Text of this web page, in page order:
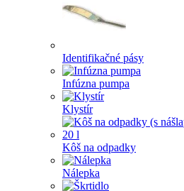
Identifikačné pásy
Infúzna pumpa
Klystír
Kôš na odpadky
Nálepka